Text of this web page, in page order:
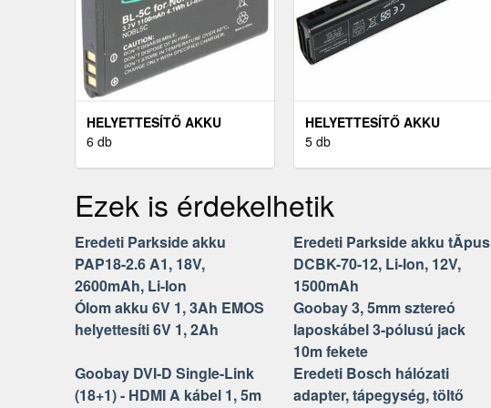
HELYETTESÍTŐ AKKU
NOKIA 6270 BL-5C 3, 6V
6 db
HELYETTESÍTŐ AKKU
LAPTOP HP PROBOOK 10,
5 db
Ezek is érdekelhetik
Eredeti Parkside akku
PAP18-2.6 A1, 18V,
2600mAh, Li-Ion
Eredeti Parkside akku tĂ­pus
DCBK-70-12, Li-Ion, 12V,
1500mAh
Ólom akku 6V 1, 3Ah EMOS
helyettesíti 6V 1, 2Ah
Goobay 3, 5mm sztereó
laposkábel 3-pólusú jack
10m fekete
Goobay DVI-D Single-Link
(18+1) - HDMI A kábel 1, 5m
Eredeti Bosch hálózati
adapter, tápegység, töltő